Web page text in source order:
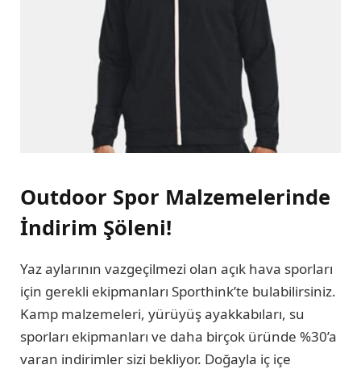
Outdoor Spor Malzemelerinde
İndirim Şöleni!
Yaz aylarının vazgeçilmezi olan açık hava sporları
için gerekli ekipmanları Sporthink’te bulabilirsiniz.
Kamp malzemeleri, yürüyüş ayakkabıları, su
sporları ekipmanları ve daha birçok üründe %30’a
varan indirimler sizi bekliyor. Doğayla iç içe